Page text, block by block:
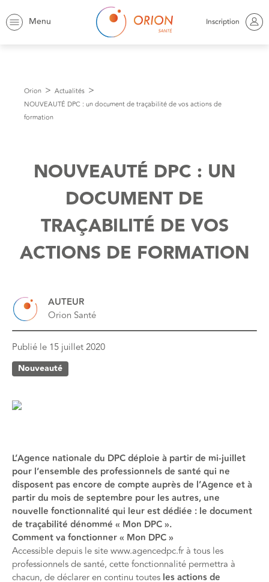
Menu Inscription
Orion
Actualités
NOUVEAUTÉ DPC : un document de traçabilité de vos actions de
formation
NOUVEAUTÉ DPC : UN
DOCUMENT DE
TRAÇABILITÉ DE VOS
ACTIONS DE FORMATION
AUTEUR
Orion Santé
Publié le 15 juillet 2020
Nouveauté
L’Agence nationale du DPC déploie à partir de mi-juillet
pour l’ensemble des professionnels de santé qui ne
disposent pas encore de compte auprès de l’Agence et à
partir du mois de septembre pour les autres, une
nouvelle fonctionnalité qui leur est dédiée : le document
de traçabilité dénommé « Mon DPC ».
Comment va fonctionner « Mon DPC »
Accessible depuis le sitewww.agencedpc.frà tous les
professionnels de santé, cette fonctionnalité permettra à
chacun, de déclarer en continu toutes les actions de